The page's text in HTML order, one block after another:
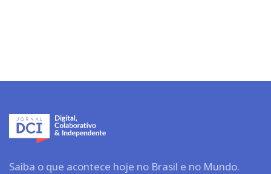
Saiba o que acontece hoje no Brasil e no Mundo.